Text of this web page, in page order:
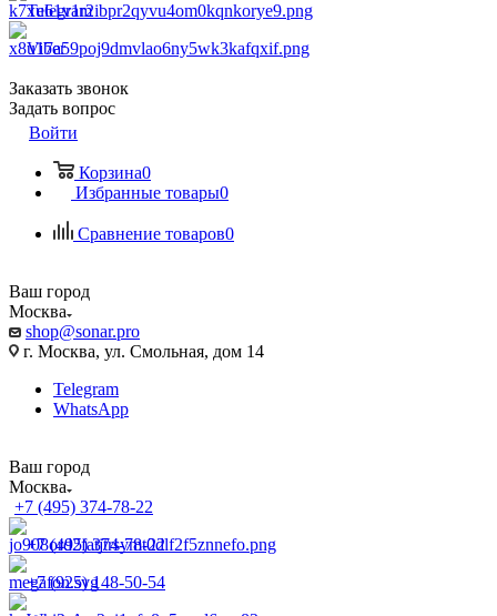
Telegram
Viber
Заказать звонок
Задать вопрос
Войти
Корзина0
Избранные товары0
Сравнение товаров0
Ваш город
Москва
shop@sonar.pro
г. Москва, ул. Смольная, дом 14
Telegram
WhatsApp
Ваш город
Москва
+7 (495) 374-78-22
+7 (495) 374-78-22
+7 (925) 148-50-54